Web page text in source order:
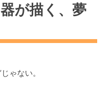
が描く、夢
ゃない。